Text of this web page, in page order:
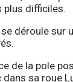
difficiles.
déroule sur
de la pole
sa roue